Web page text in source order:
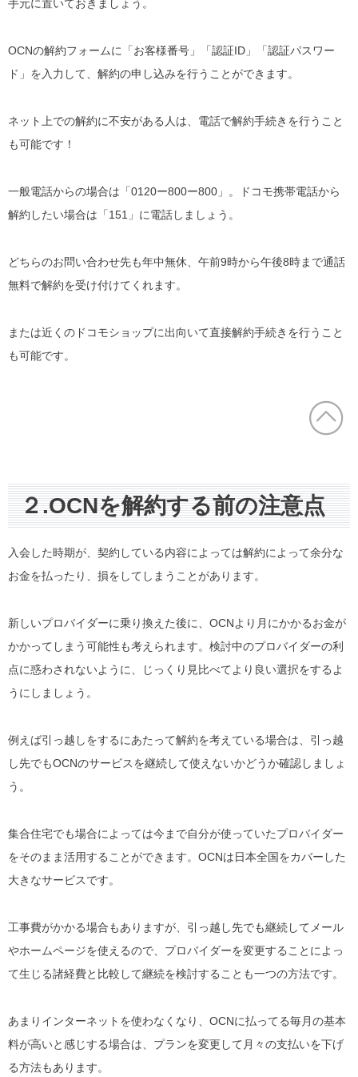
手元に置いておきましょう。
OCNの解約フォームに「お客様番号」「認証ID」「認証パスワー
ド」を入力して、解約の申し込みを行うことができます。
ネット上での解約に不安がある人は、電話で解約手続きを行うこと
も可能です！
一般電話からの場合は「0120ー800ー800」。ドコモ携帯電話から
解約したい場合は「151」に電話しましょう。
どちらのお問い合わせ先も年中無休、午前9時から午後8時まで通話
無料で解約を受け付けてくれます。
または近くのドコモショップに出向いて直接解約手続きを行うこと
も可能です。
２.OCNを解約する前の注意点
入会した時期が、契約している内容によっては解約によって余分な
お金を払ったり、損をしてしまうことがあります。
新しいプロバイダーに乗り換えた後に、OCNより月にかかるお金が
かかってしまう可能性も考えられます。検討中のプロバイダーの利
点に惑わされないように、じっくり見比べてより良い選択をするよ
うにしましょう。
例えば引っ越しをするにあたって解約を考えている場合は、引っ越
し先でもOCNのサービスを継続して使えないかどうか確認しましょ
う。
集合住宅でも場合によっては今まで自分が使っていたプロバイダー
をそのまま活用することができます。OCNは日本全国をカバーした
大きなサービスです。
工事費がかかる場合もありますが、引っ越し先でも継続してメール
やホームページを使えるので、プロバイダーを変更することによっ
て生じる諸経費と比較して継続を検討することも一つの方法です。
あまりインターネットを使わなくなり、OCNに払ってる毎月の基本
料が高いと感じする場合は、プランを変更して月々の支払いを下げ
る方法もあります。